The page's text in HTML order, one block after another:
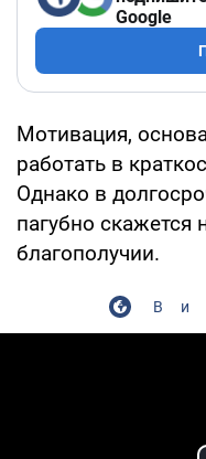
Google
Мотивация,
работать в
Однако в
пагубно скажется
благополучии.